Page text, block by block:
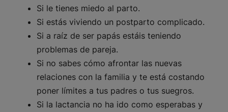
Si le tienes miedo al parto.
Si estás viviendo un postparto complicado.
Si a raíz de ser papás estáis teniendo
problemas de pareja.
Si no sabes cómo afrontar las nuevas
relaciones con la familia y te está costando
poner límites a tus padres o tus suegros.
Si la lactancia no ha ido como esperabas y